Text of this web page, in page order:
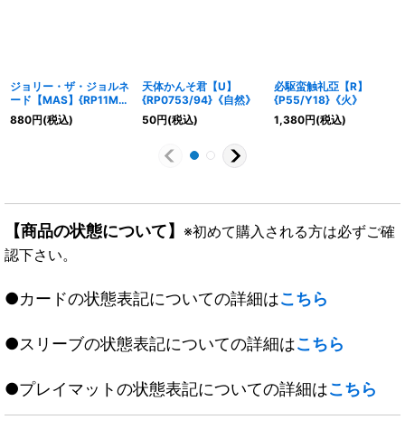
ジョリー・ザ・ジョルネ
ード【MAS】{RP11M1
秘/M3}《水》
880円(税込)
天体かんそ君【U】
{RP0753/94}《自然》
50円(税込)
必駆蛮触礼亞【R】
{P55/Y18}《火》
1,380円(税込)
【商品の状態について】 ※初めて購入される方は必ずご確
認下さい。
●カードの状態表記についての詳細はこちら
●スリーブの状態表記についての詳細はこちら
●プレイマットの状態表記についての詳細はこちら